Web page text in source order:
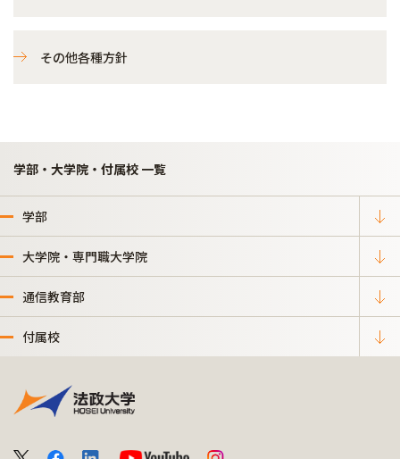
その他各種方針
学部・大学院・付属校 一覧
学部
大学院・専門職大学院
通信教育部
付属校